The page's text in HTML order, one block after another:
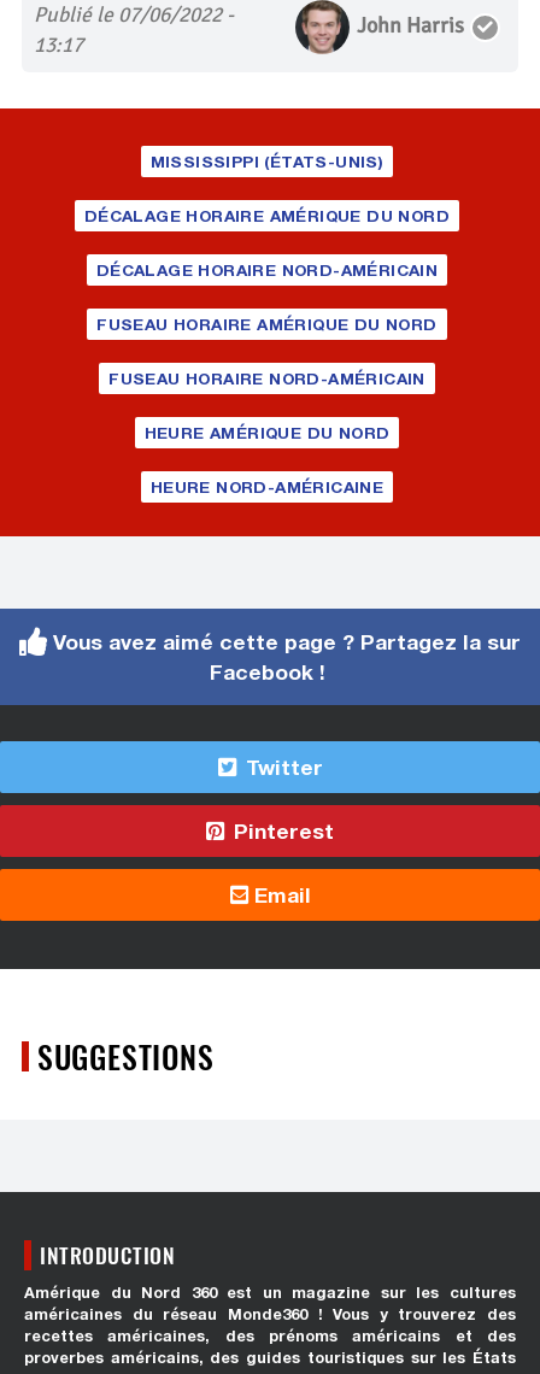
Publié le 07/06/2022 -
13:17
John Harris
MISSISSIPPI (ÉTATS-UNIS)
DÉCALAGE HORAIRE AMÉRIQUE DU NORD
DÉCALAGE HORAIRE NORD-AMÉRICAIN
FUSEAU HORAIRE AMÉRIQUE DU NORD
FUSEAU HORAIRE NORD-AMÉRICAIN
HEURE AMÉRIQUE DU NORD
HEURE NORD-AMÉRICAINE
Vous avez aimé cette page ? Partagez la sur
Facebook !
Twitter
Pinterest
Email
SUGGESTIONS
INTRODUCTION
Amérique du Nord 360 est un magazine sur les cultures
américaines du réseau Monde360 ! Vous y trouverez des
recettes américaines, des prénoms américains et des
proverbes américains, des guides touristiques sur les États